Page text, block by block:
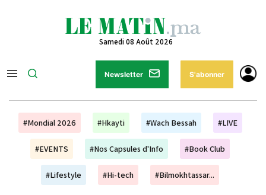
Samedi 08 Août 2026
Newsletter S'abonner
#Mondial 2026 #Hkayti #Wach Bessah #LIVE
#EVENTS #Nos Capsules d'Info #Book Club
#Lifestyle #Hi-tech #Bilmokhtassar...